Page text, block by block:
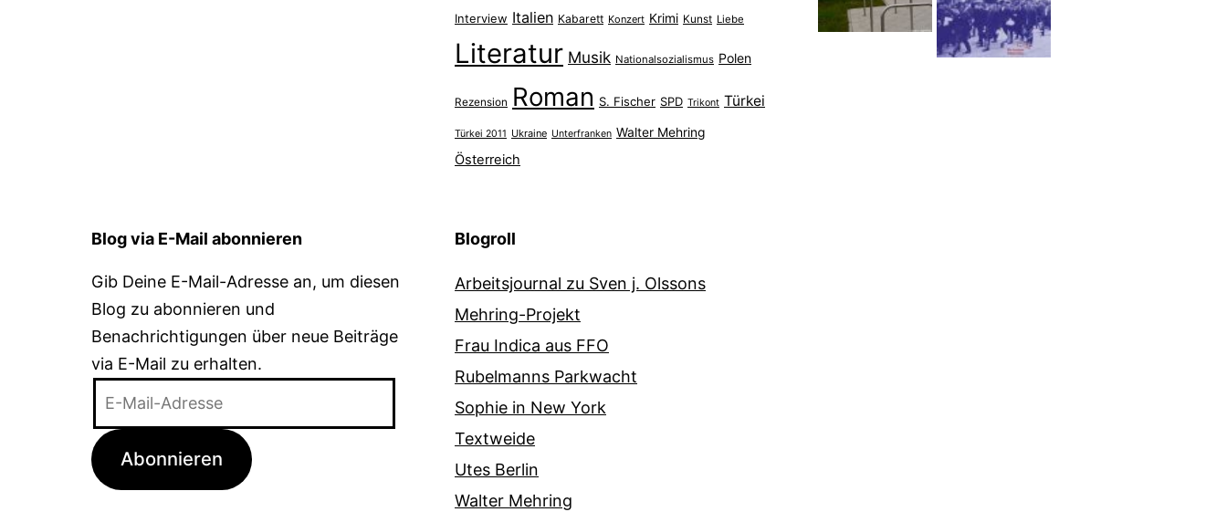
Interview Italien Kabarett Konzert Krimi Kunst Liebe
Literatur Musik Nationalsozialismus Polen
Rezension Roman S. Fischer SPD Trikont Türkei
Türkei 2011 Ukraine Unterfranken Walter Mehring
Österreich
Blog via E-Mail abonnieren
Gib Deine E-Mail-Adresse an, um diesen
Blog zu abonnieren und
Benachrichtigungen über neue Beiträge
via E-Mail zu erhalten.
Adresse
Abonnieren
Blogroll
Arbeitsjournal zu Sven j. Olssons
Mehring-Projekt
Frau Indica aus FFO
Rubelmanns Parkwacht
Sophie in New York
Textweide
Utes Berlin
Walter Mehring